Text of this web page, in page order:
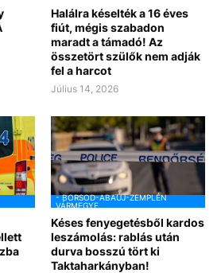
Halálra késelték a 16 éves
fiút, mégis szabadon
maradt a támadó! Az
összetört szülők nem adják
fel a harcot
Július 14, 2026
- BORSOD-ABAÚJ-ZEMPLÉN
VÁRMEGYE
Késes fenyegetésből kardos
leszámolás: rablás után
durva bosszú tört ki
Taktaharkányban!